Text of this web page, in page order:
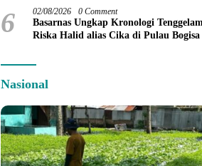
6 02/08/2026 0 Comment
Basarnas Ungkap Kronologi
Riska Halid alias Cika di Pulau Bogisa
Nasional